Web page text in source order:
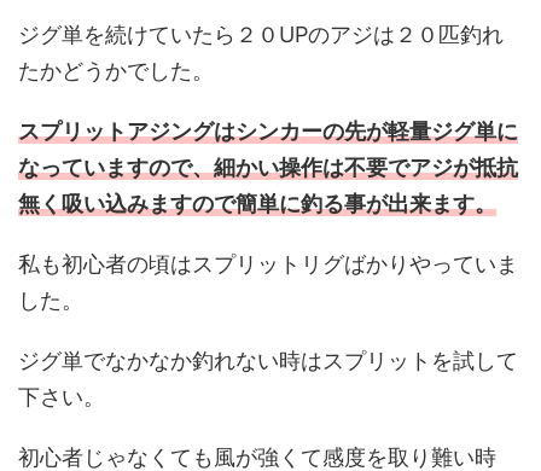
ジグ単を続けていたら２０UPのアジは２０匹釣れ
たかどうかでした。
スプリットアジングはシンカーの先が軽量ジグ単に
なっていますので、細かい操作は不要でアジが抵抗
無く吸い込みますので簡単に釣る事が出来ます。
私も初心者の頃はスプリットリグばかりやっていま
した。
ジグ単でなかなか釣れない時はスプリットを試して
下さい。
初心者じゃなくても風が強くて感度を取り難い時